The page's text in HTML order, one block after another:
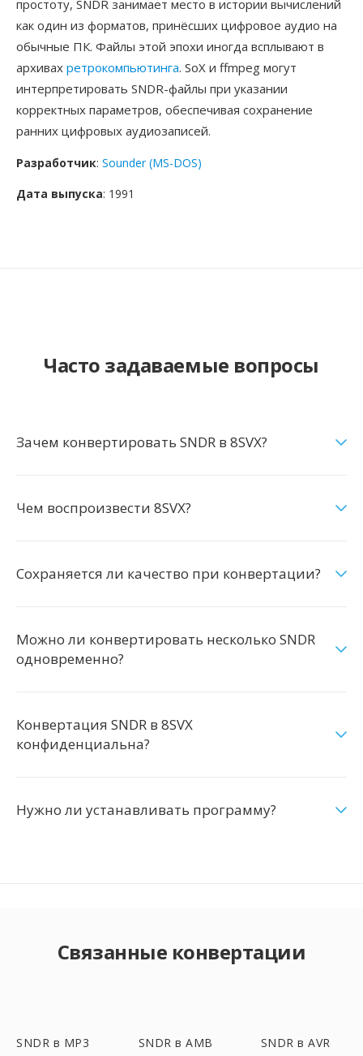
простоту, SNDR занимает место в истории вычислений
как один из форматов, принёсших цифровое аудио на
обычные ПК. Файлы этой эпохи иногда всплывают в
архивах ретрокомпьютинга. SoX и ffmpeg могут
интерпретировать SNDR-файлы при указании
корректных параметров, обеспечивая сохранение
ранних цифровых аудиозаписей.
Разработчик: Sounder (MS-DOS)
Дата выпуска: 1991
Часто задаваемые вопросы
Зачем конвертировать SNDR в 8SVX?
Чем воспроизвести 8SVX?
Сохраняется ли качество при конвертации?
Можно ли конвертировать несколько SNDR
одновременно?
Конвертация SNDR в 8SVX
конфиденциальна?
Нужно ли устанавливать программу?
Связанные конвертации
SNDR в MP3 SNDR в AMB SNDR в AVR